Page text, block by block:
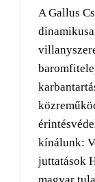
A Gallus
kínálunk:
juttatások